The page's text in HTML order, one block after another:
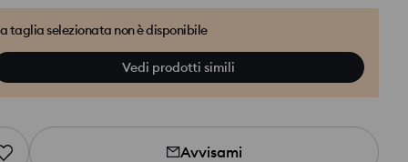
taglia selezionata non è disponibile
Vedi prodotti simili
Avvisami